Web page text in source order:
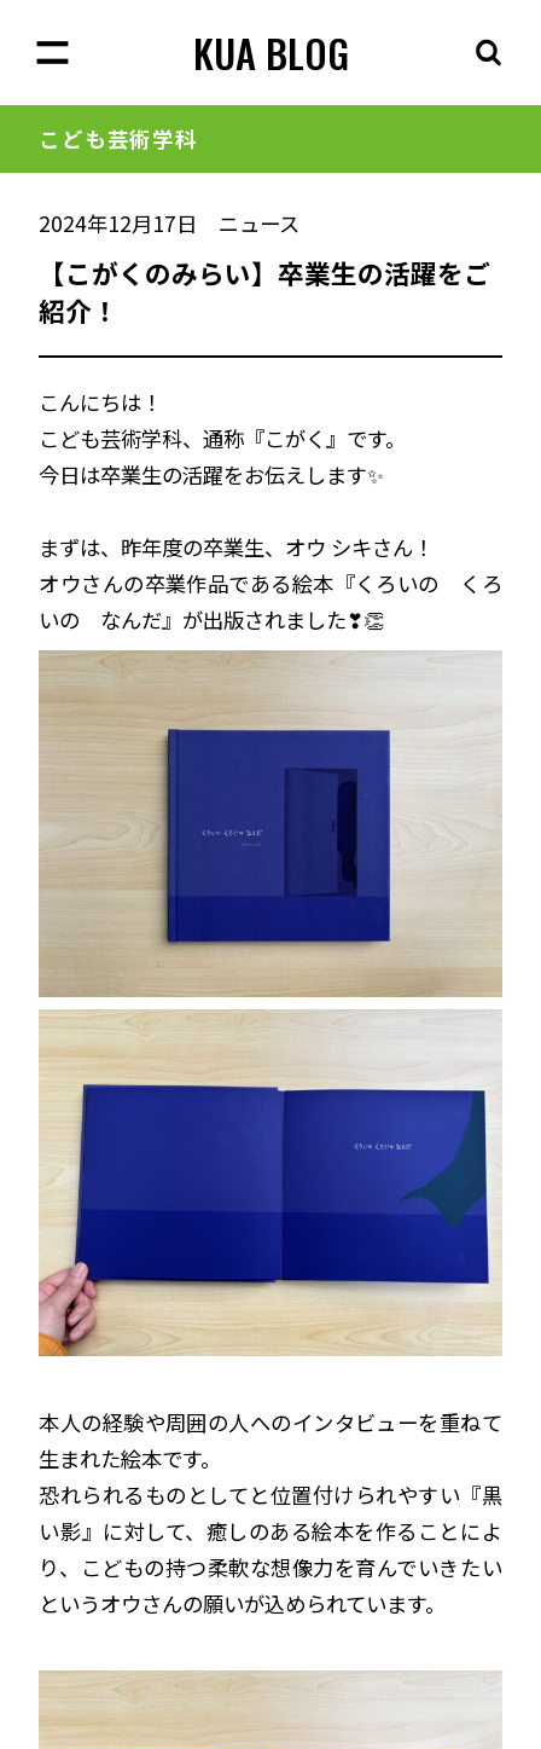
KUA BLOG
こども芸術学科
2024年12月17日 ニュース
【こがくのみらい】卒業生の活躍をご
紹介！
こんにちは！
こども芸術学科、通称『こがく』です。
今日は卒業生の活躍をお伝えします✨
まずは、昨年度の卒業生、オウ シキさん！
オウさんの卒業作品である絵本『くろいの くろ
いの なんだ』が出版されました❣👏
本人の経験や周囲の人へのインタビューを重ねて
生まれた絵本です。
恐れられるものとしてと位置付けられやすい『黒
い影』に対して、癒しのある絵本を作ることによ
り、こどもの持つ柔軟な想像力を育んでいきたい
というオウさんの願いが込められています。